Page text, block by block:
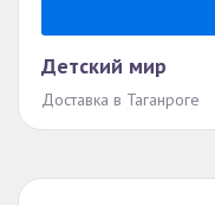
Детский мир
Доставка в Таганроге